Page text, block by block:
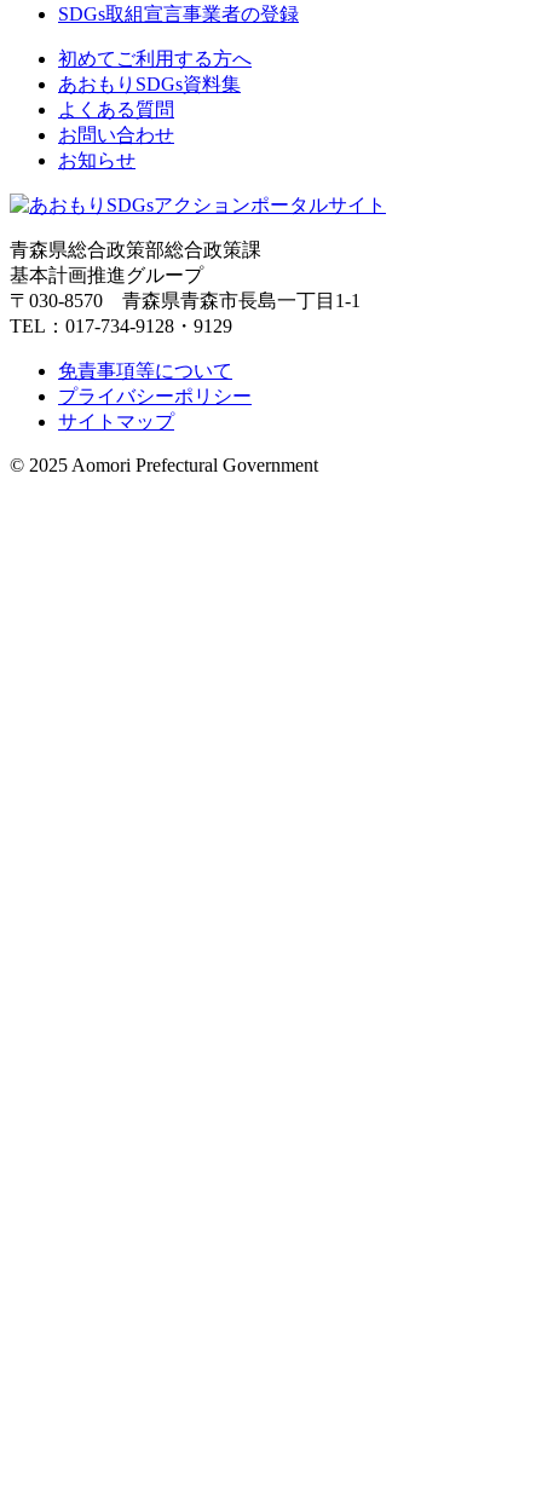
SDGs取組宣言事業者の登録
初めてご利用する方へ
あおもりSDGs資料集
よくある質問
お問い合わせ
お知らせ
青森県総合政策部総合政策課
基本計画推進グループ
〒030-8570 青森県青森市長島一丁目1-1
TEL：017-734-9128・9129
免責事項等について
プライバシーポリシー
サイトマップ
© 2025 Aomori Prefectural Government